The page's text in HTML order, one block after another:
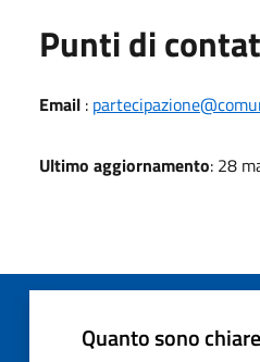
Punti di
Email :
Ultimo aggiornamento: 28
Quanto sono